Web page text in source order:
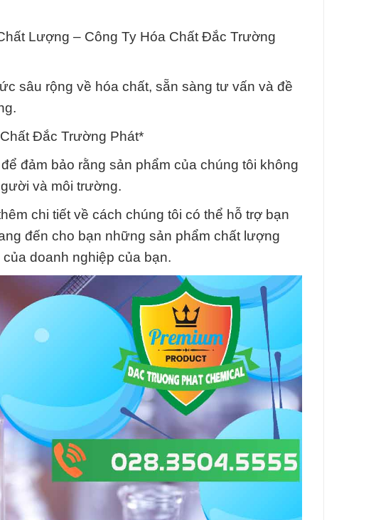
Lượng – Công Ty Hóa Chất Đắc Trường
sâu rộng về hóa chất, sẵn sàng tư vấn và đề
Đắc Trường Phát*
đảm bảo rằng sản phẩm của chúng tôi không
và môi trường.
chi tiết về cách chúng tôi có thể hỗ trợ bạn
đến cho bạn những sản phẩm chất lượng
doanh nghiệp của bạn.